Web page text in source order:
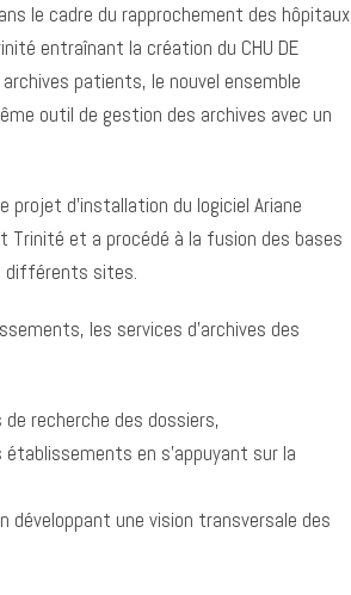
le cadre du rapprochement des hôpitaux
entraînant la création du CHU DE
patients, le nouvel ensemble
outil de gestion des archives avec un
projet d’installation du logiciel Ariane
Trinité et a procédé à la fusion des bases
différents sites.
les services d’archives des
recherche des dossiers,
en s’appuyant sur la
développant une vision transversale des